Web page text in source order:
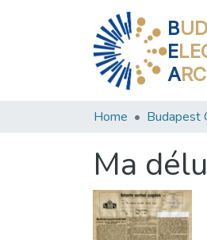
B
E
A
Home Budapest
Ma